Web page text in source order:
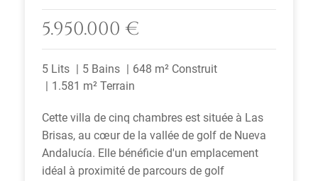
5.950.000 €
5 Lits 5 Bains
648 m² Construit
1.581 m² Terrain
Cette villa de cinq chambres est située à Las
Brisas, au cœur de la vallée de golf de Nueva
Andalucía. Elle bénéficie d'un emplacement
idéal à proximité de parcours de golf